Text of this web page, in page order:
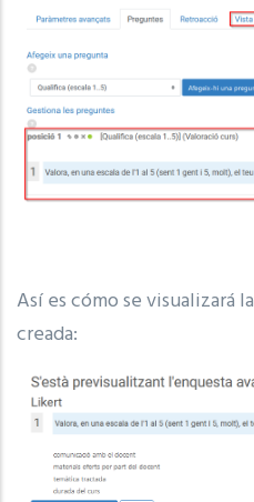
Así es cómo se visualizará
creada: